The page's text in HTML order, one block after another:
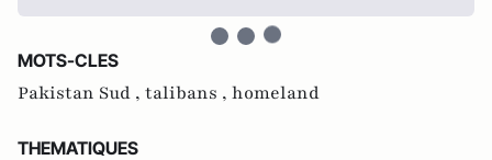
MOTS-CLES
Pakistan Sud , talibans , homeland
THEMATIQUES